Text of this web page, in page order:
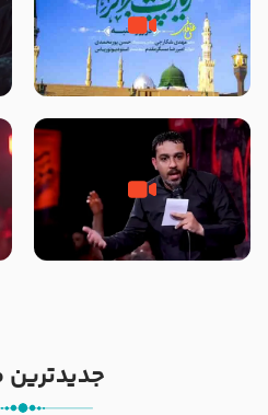
زیارت پیامبر اکرم صلی الله علیه و
آله در روز شنبه با نوای علی فانی
شور ، حسینا! به‌ حق زهرا «أُنْظُرْ
إِلَینا» – عزاداری شب هفتم ماه